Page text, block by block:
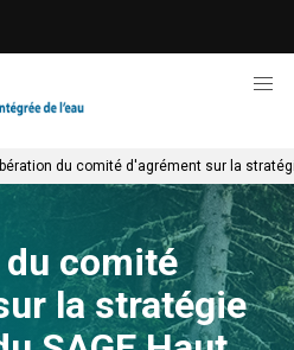
du comité d'agrément sur la
comité
la stratégie